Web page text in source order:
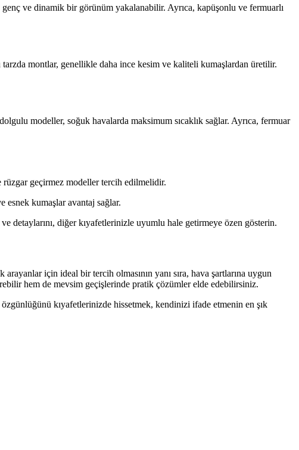
ve dinamik bir görünüm yakalanabilir. Ayrıca, kapüşonlu ve fermuarlı
montlar, genellikle daha ince kesim ve kaliteli kumaşlardan üretilir.
modeller, soğuk havalarda maksimum sıcaklık sağlar. Ayrıca, fermuar
rüzgar geçirmez modeller tercih edilmelidir.
esnek kumaşlar avantaj sağlar.
detaylarını, diğer kıyafetlerinizle uyumlu hale getirmeye özen gösterin.
için ideal bir tercih olmasının yanı sıra, hava şartlarına uygun
hem de mevsim geçişlerinde pratik çözümler elde edebilirsiniz.
kıyafetlerinizde hissetmek, kendinizi ifade etmenin en şık